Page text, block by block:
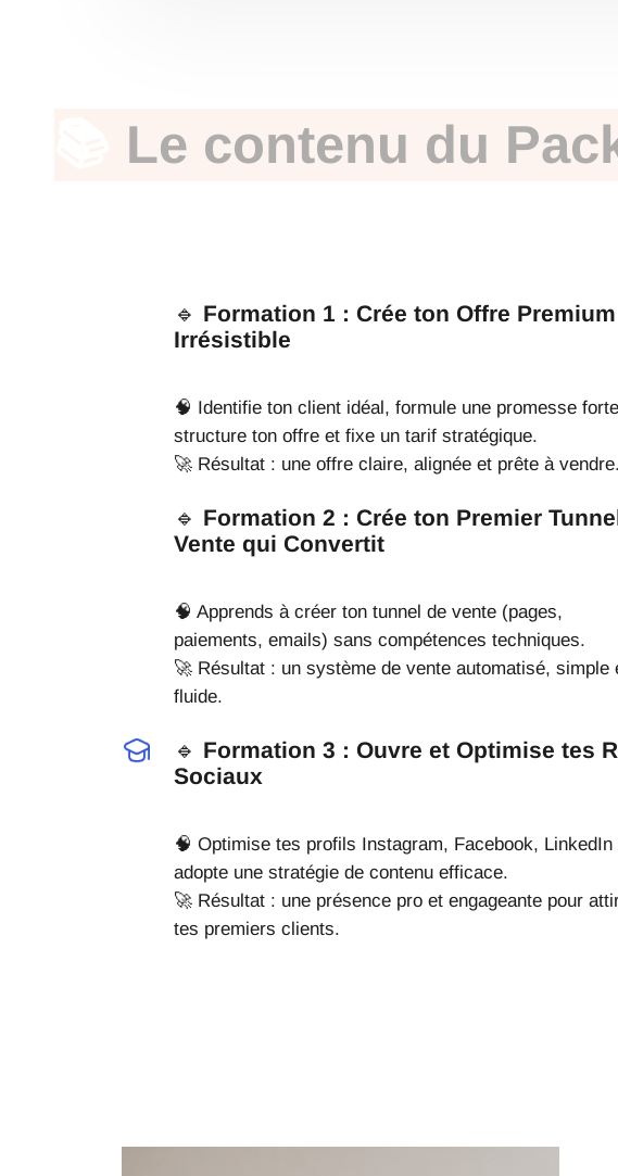
Le contenu du
🔹 Formation 1 : Crée ton Offre Premium
Irrésistible
🧠 Identifie ton client idéal, formule une promesse
structure ton offre et fixe un tarif stratégique.
🚀 Résultat : une offre claire, alignée et prête à vendre.
🔹 Formation 2 : Crée ton Premier
Vente qui Convertit
🧠 Apprends à créer ton tunnel de vente (pages,
paiements, emails) sans compétences techniques.
🚀 Résultat : un système de vente automatisé, simple
fluide.
🔹 Formation 3 : Ouvre et Optimise tes
Sociaux
🧠 Optimise tes profils Instagram, Facebook, LinkedIn
adopte une stratégie de contenu efficace.
🚀 Résultat : une présence pro et engageante pour
tes premiers clients.